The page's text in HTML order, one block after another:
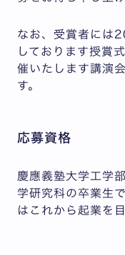
なお、受賞者には
しております授賞
催いたします講演
す。
応募資格
慶應義塾大学工学
学研究科の卒業生
はこれから起業を